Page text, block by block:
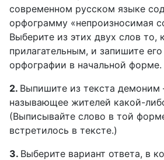
современном русском языке
орфограмму «непроизносимая
Выберите из этих двух слов то,
прилагательным, и запишите
орфографии в начальной форме.
2. Выпишите из текста демоним
называющее жителей какой-
(Выписывайте слово в той
встретилось в тексте.)
3. Выберите вариант ответа, в